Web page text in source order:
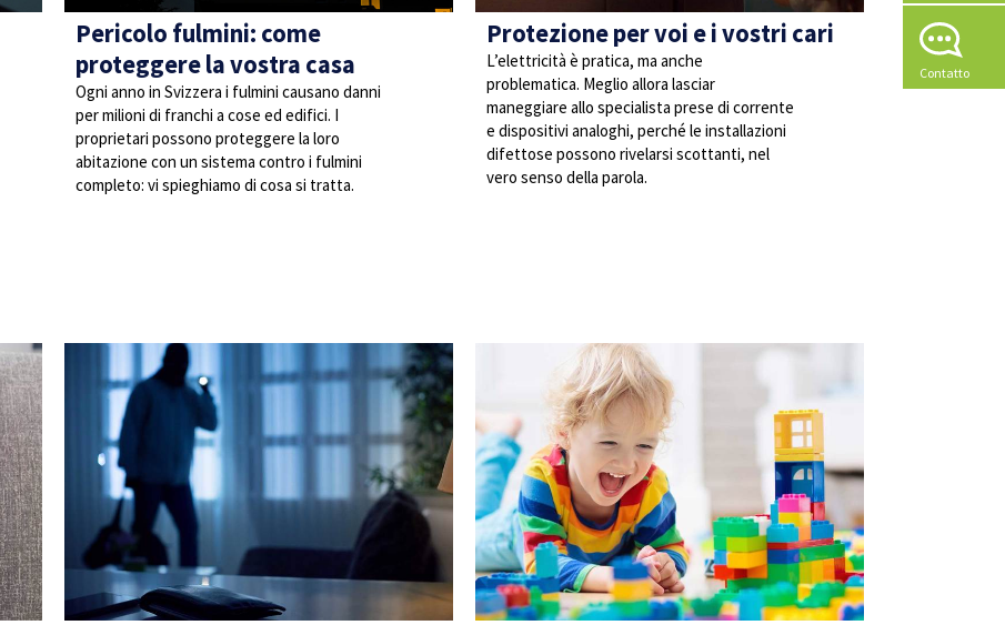
Contatto
Pericolo fulmini: come
proteggere la vostra casa
Ogni anno in Svizzera i fulmini causano danni
per milioni di franchi a cose ed edifici. I
proprietari possono proteggere la loro
abitazione con un sistema contro i fulmini
completo: vi spieghiamo di cosa si tratta.
Protezione per voi e i vostri cari
L’elettricità è pratica, ma anche
problematica. Meglio allora lasciar
maneggiare allo specialista prese di corrente
e dispositivi analoghi, perché le installazioni
difettose possono rivelarsi scottanti, nel
vero senso della parola.